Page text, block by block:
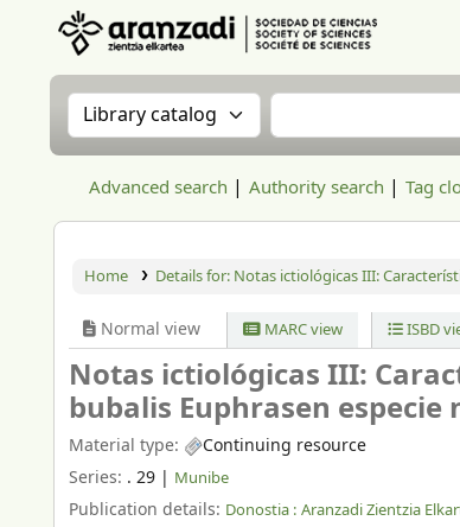
Search the catalog by:Search the catalog
Advanced search Authority search Tag
Home Details for: Notas ictiológicas III:
Normal view MARC view ISBD
Notas ictiológicas III:
bubalis Euphrasen
Material type:
Continuing resource
Series: . 29 | Munibe
Publication details: Donostia : Aranzadi Zientzia